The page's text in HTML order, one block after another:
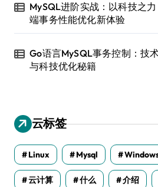
MySQL进阶实战：以科技之
端事务性能优化新体验
Go语言MySQL事务控制：技
与科技优化秘籍
云标签
Linux Mysql
云计算 什么 介绍